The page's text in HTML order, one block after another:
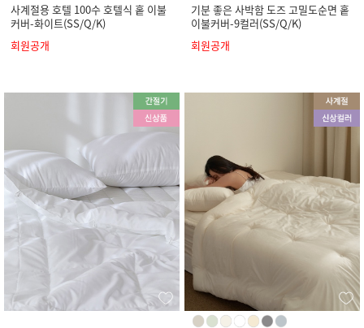
사계절용 호텔 100수 호텔식 홑 이불
커버-화이트(SS/Q/K)
회원공개
기분 좋은 사박함 도즈 고밀도순면 홑
이불커버-9컬러(SS/Q/K)
회원공개